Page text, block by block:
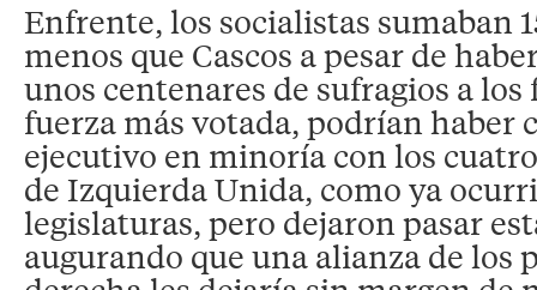
Enfrente, los socialistas sumaban
menos que Cascos a pesar de
unos centenares de sufragios a los
fuerza más votada, podrían haber
ejecutivo en minoría con los
de Izquierda Unida, como ya
legislaturas, pero dejaron pasar
augurando que una alianza de los